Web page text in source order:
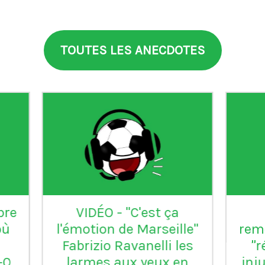
TOUTES LES ANECDOTES
L'Inter Milan est le seul
club italien qui n'a
jamais été relégué en